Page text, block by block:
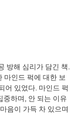
방해 심리가 담긴 책.
마인드 퍽에 대한 보
어 있었다. 마인드 퍽
중하며, 안 되는 이유
음이 가득 차 있으며